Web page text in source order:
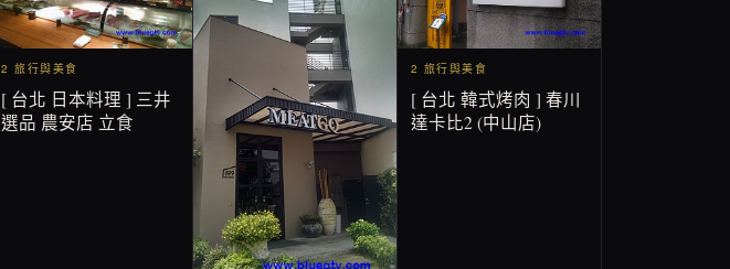
2 旅行與美食
[ 台北 日本料理 ] 三井
選品 農安店 立食
2 旅行與美食
[ 台北 韓式烤肉 ] 春川
達卡比2 (中山店)